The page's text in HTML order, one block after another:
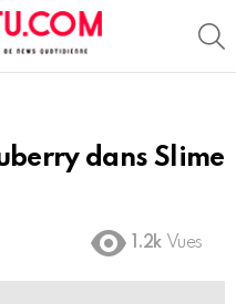
dans Slime
1.2k Vues